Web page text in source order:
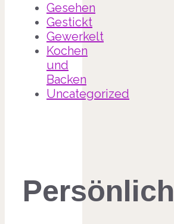
Gesehen
Gestickt
Gewerkelt
Kochen
und
Backen
Uncategorized
Persönlich